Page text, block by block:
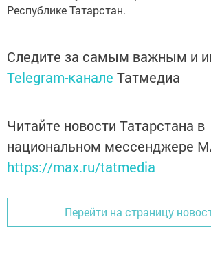
Республике Татарстан.
Следите за самым важным и
Telegram-канале Татмедиа
Читайте новости Татарстана в
национальном мессенджере
https://max.ru/tatmedia
Перейти на страницу